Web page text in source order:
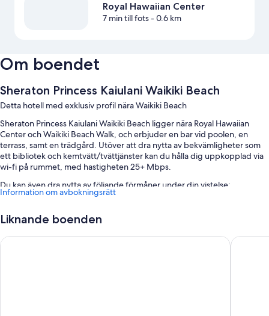
Royal Hawaiian Center
7 min till fots- 0.6 km
Om boendet
Sheraton Princess Kaiulani Waikiki Beach
Detta hotell med exklusiv profil nära Waikiki Beach
Sheraton Princess Kaiulani Waikiki Beach ligger nära Royal Hawaiian
Center och Waikiki Beach Walk, och erbjuder en bar vid poolen, en
terrass, samt en trädgård. Utöver att dra nytta av bekvämligheter som
ett bibliotek och kemtvätt/tvättjänster kan du hålla dig uppkopplad via
wi-fi på rummet, med hastigheten 25+ Mbps.
Du kan även dra nytta av följande förmåner under din vistelse:
parasoller
Information om avbokningsrätt
Liknande boenden
Hyatt Regency Waikiki Beach Resort & Spa Hilton